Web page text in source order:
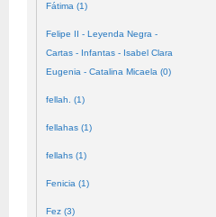
Fátima (1)
Felipe II - Leyenda Negra -
Cartas - Infantas - Isabel Clara
Eugenia - Catalina Micaela (0)
fellah. (1)
fellahas (1)
fellahs (1)
Fenicia (1)
Fez (3)